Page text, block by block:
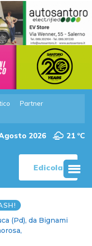
Partner
2026 21 °C
Edicola
(Pd), da Bignami